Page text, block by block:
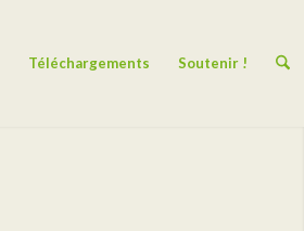
Téléchargements Soutenir !